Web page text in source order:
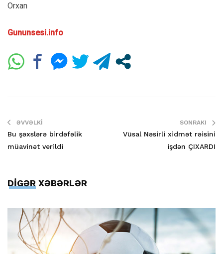
Orxan
Gununsesi.info
ƏVVƏLKI
Bu şəxslərə birdəfəlik
müavinət verildi
SONRAKI
Vüsal Nəsirli xidmət rəisini
işdən ÇIXARDI
DİGƏR XƏBƏRLƏR